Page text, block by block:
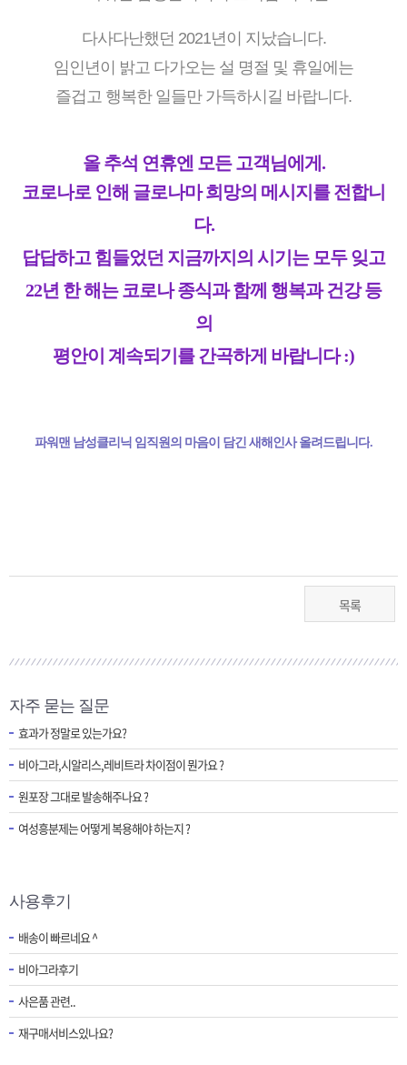
다사다난했던 2021년이 지났습니다.
임인년이 밝고 다가오는 설 명절 및 휴일에는
즐겁고 행복한 일들만 가득하시길 바랍니다.
올 추석 연휴엔 모든 고객님에게.
코로나로 인해 글로나마 희망의 메시지를 전합니
다.
답답하고 힘들었던 지금까지의 시기는 모두 잊고
22년 한 해는 코로나 종식과 함께 행복과 건강 등
의
평안이 계속되기를 간곡하게 바랍니다 :)
파워맨 남성클리닉 임직원의 마음이 담긴 새해인사 올려드립니다.
목록
자주 묻는 질문
효과가 정말로 있는가요?
비아그라,시알리스,레비트라 차이점이 뭔가요 ?
원포장 그대로 발송해주나요 ?
여성흥분제는 어떻게 복용해야 하는지 ?
사용후기
배송이 빠르네요 ^
비아그라후기
사은품 관련..
재구매서비스있나요?